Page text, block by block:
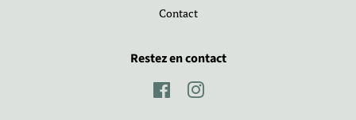
Contact
Restez en contact
FacebookInstagram